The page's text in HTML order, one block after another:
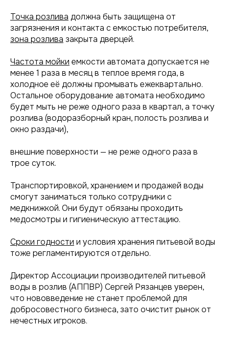
Точка розлива должна быть защищена от
загрязнения и контакта с емкостью потребителя,
зона розлива закрыта дверцей.
Частота мойки емкости автомата допускается не
менее 1 раза в месяц в теплое время года, в
холодное её должны промывать ежеквартально.
Остальное оборудование автомата необходимо
будет мыть не реже одного раза в квартал, а точку
розлива (водоразборный кран, полость розлива и
окно раздачи),
внешние поверхности — не реже одного раза в
трое суток.
Транспортировкой, хранением и продажей воды
смогут заниматься только сотрудники с
медкнижкой. Они будут обязаны проходить
медосмотры и гигиеническую аттестацию.
Сроки годности и условия хранения питьевой воды
тоже регламентируются отдельно.
Директор Ассоциации производителей питьевой
воды в розлив (АППВР) Сергей Рязанцев уверен,
что нововведение не станет проблемой для
добросовестного бизнеса, зато очистит рынок от
нечестных игроков.